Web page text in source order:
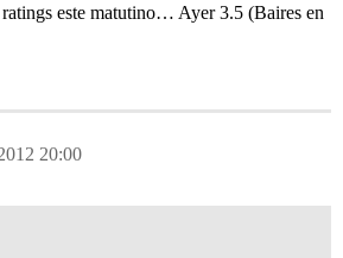
este matutino… Ayer 3.5 (Baires en
20:00